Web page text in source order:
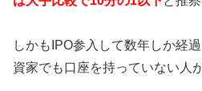
しかもIPO参入して数年しか経
資家でも口座を持っていない人